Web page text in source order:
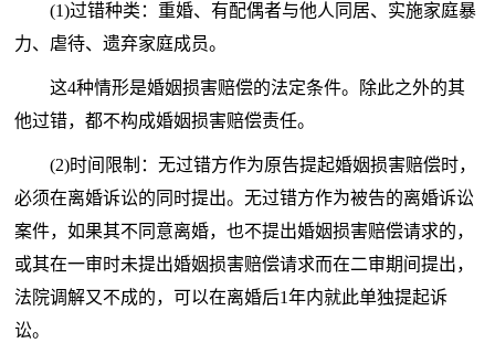
(1)过错种类：重婚、有配偶者与他人同居、实施家庭暴
力、虐待、遗弃家庭成员。
这4种情形是婚姻损害赔偿的法定条件。除此之外的其
他过错，都不构成婚姻损害赔偿责任。
(2)时间限制：无过错方作为原告提起婚姻损害赔偿时，
必须在离婚诉讼的同时提出。无过错方作为被告的离婚诉讼
案件，如果其不同意离婚，也不提出婚姻损害赔偿请求的，
或其在一审时未提出婚姻损害赔偿请求而在二审期间提出，
法院调解又不成的，可以在离婚后1年内就此单独提起诉
讼。